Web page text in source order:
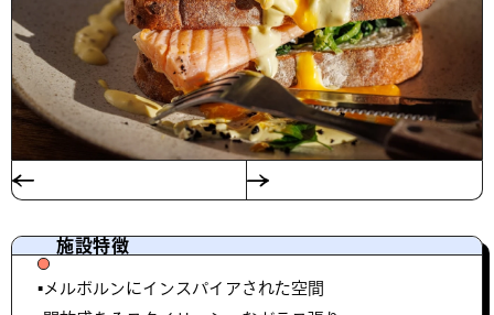
施設特徴
▪️メルボルンにインスパイアされた空間